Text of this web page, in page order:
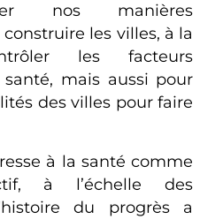
nos manières
les villes, à la
les facteurs
mais aussi pour
des villes pour faire
à la santé comme
à l’échelle des
du progrès a